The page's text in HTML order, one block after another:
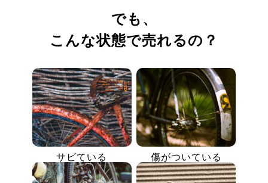
でも、
こんな状態で売れるの？
サビている 傷がついている